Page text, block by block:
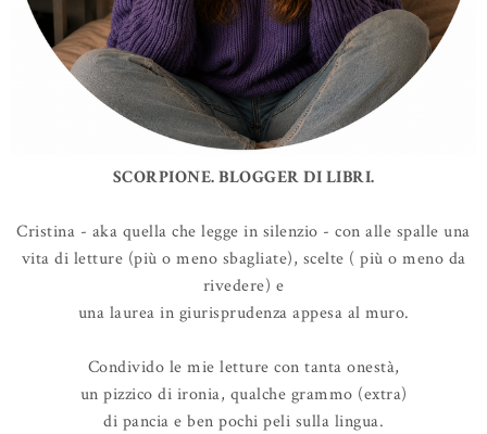
SCORPIONE. BLOGGER DI LIBRI.
Cristina - aka quella che legge in silenzio - con alle spalle una
vita di letture (più o meno sbagliate), scelte ( più o meno da
rivedere) e
una laurea in giurisprudenza appesa al muro.
Condivido le mie letture con tanta onestà,
un pizzico di ironia, qualche grammo (extra)
di pancia e ben pochi peli sulla lingua.